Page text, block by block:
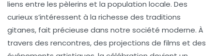
liens entre les pèlerins et la population locale. Des
curieux s’intéressent à la richesse des traditions
gitanes, fait précieuse dans notre société moderne. À
travers des rencontres, des projections de films et des